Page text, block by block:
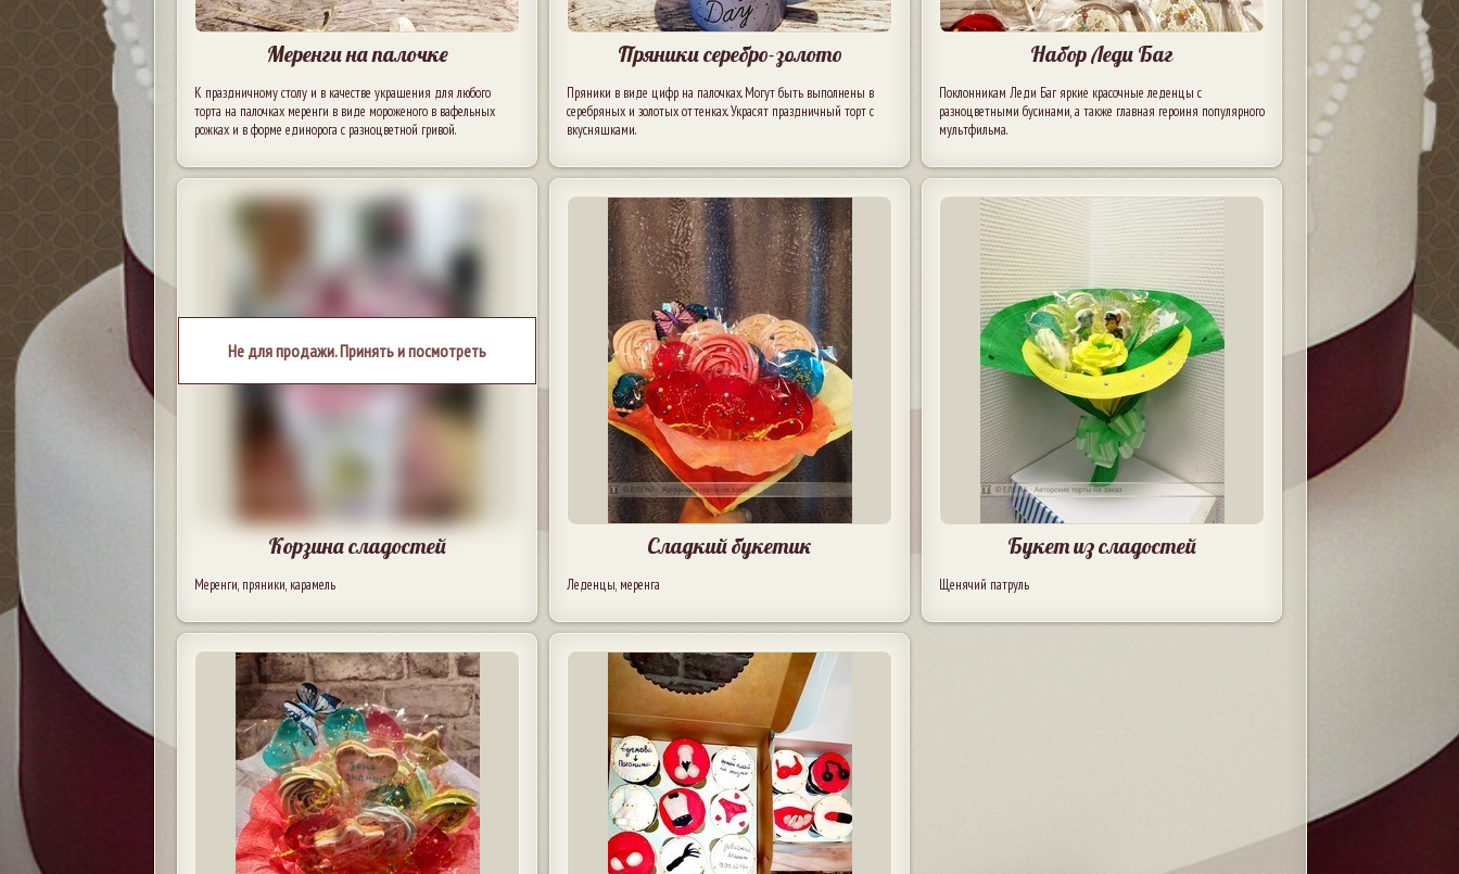
Меренги на палочке
К праздничному столу и в качестве украшения для любого
торта на палочках меренги в виде мороженого в вафельных
рожках и в форме единорога с разноцветной гривой.
Пряники серебро-золото
Пряники в виде цифр на палочках. Могут быть выполнены в
серебряных и золотых оттенках. Украсят праздничный торт с
вкусняшками.
Набор Леди Баг
Поклонникам Леди Баг яркие красочные леденцы с
разноцветными бусинами, а также главная героиня популярного
мультфильма.
Не для продажи. Принять и посмотреть
Корзина сладостей
Меренги, пряники, карамель
Сладкий букетик
Леденцы, меренга
Букет из сладостей
Щенячий патруль